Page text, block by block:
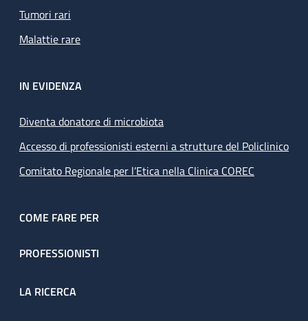
Tumori rari
Malattie rare
IN EVIDENZA
Diventa donatore di microbiota
Accesso di professionisti esterni a strutture del Policlinico
Comitato Regionale per l’Etica nella Clinica COREC
COME FARE PER
PROFESSIONISTI
LA RICERCA